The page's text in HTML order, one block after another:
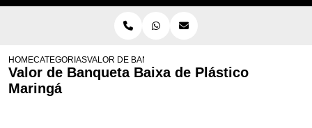
HOMECATEGORIASVALOR DE BANQUETA BAIXA DE PLÁSTICO MARINGÁ
Valor de Banqueta Baixa de Plástico
Maringá